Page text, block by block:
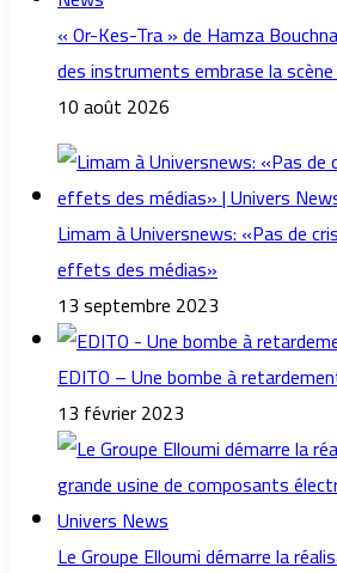
« Or-Kes-Tra » de Hamza
des instruments embrase la
10 août 2026
Limam à Universnews: «Pas de
effets des médias»
13 septembre 2023
EDITO – Une bombe à
13 février 2023
Le Groupe Elloumi démarre la